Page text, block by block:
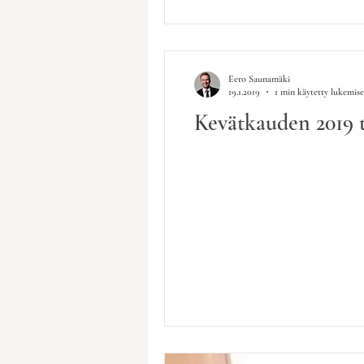
Kevätkauden
Eero Saunamäki
19.1.2019
1 min käytetty